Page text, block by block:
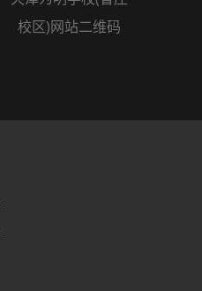
校区)网站二维码